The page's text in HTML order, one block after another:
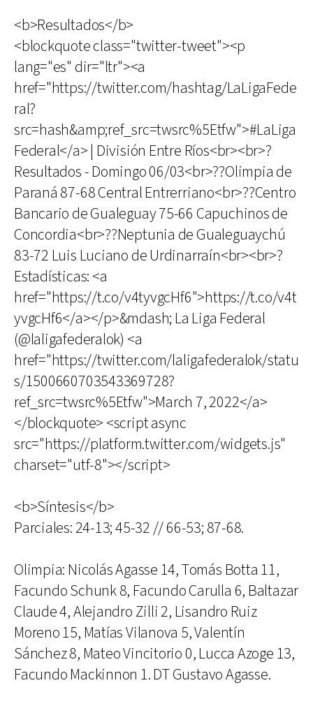
<b>Resultados</b>
<blockquote class="twitter-tweet"><p
lang="es" dir="ltr"><a
href="https://twitter.com/hashtag/LaLigaFede
ral?
src=hash&amp;ref_src=twsrc%5Etfw">#LaLiga
Federal</a> | División Entre Ríos<br><br>?
Resultados - Domingo 06/03<br>??Olimpia de
Paraná 87-68 Central Entrerriano<br>??Centro
Bancario de Gualeguay 75-66 Capuchinos de
Concordia<br>??Neptunia de Gualeguaychú
83-72 Luis Luciano de Urdinarraín<br><br>?
Estadísticas: <a
href="https://t.co/v4tyvgcHf6">https://t.co/v4t
yvgcHf6</a></p>&mdash; La Liga Federal
(@laligafederalok) <a
href="https://twitter.com/laligafederalok/statu
s/1500660703543369728?
ref_src=twsrc%5Etfw">March 7, 2022</a>
</blockquote> <script async
src="https://platform.twitter.com/widgets.js"
charset="utf-8"></script>
<b>Síntesis</b>
Parciales: 24-13; 45-32 // 66-53; 87-68.
Olimpia: Nicolás Agasse 14, Tomás Botta 11,
Facundo Schunk 8, Facundo Carulla 6, Baltazar
Claude 4, Alejandro Zilli 2, Lisandro Ruiz
Moreno 15, Matías Vilanova 5, Valentín
Sánchez 8, Mateo Vincitorio 0, Lucca Azoge 13,
Facundo Mackinnon 1. DT Gustavo Agasse.